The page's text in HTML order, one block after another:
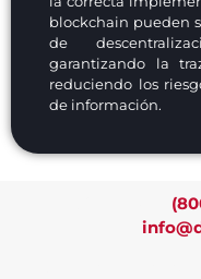
blockchain pueden
de
garantizando la
reduciendo los
de información.